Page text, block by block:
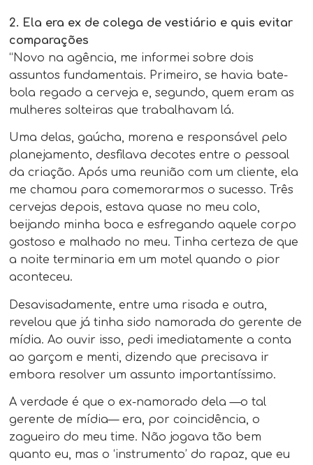
2. Ela era ex de colega de vestiário e quis evitar
comparações
“Novo na agência, me informei sobre dois
assuntos fundamentais. Primeiro, se havia bate-
bola regado a cerveja e, segundo, quem eram as
mulheres solteiras que trabalhavam lá.
Uma delas, gaúcha, morena e responsável pelo
planejamento, desfilava decotes entre o pessoal
da criação. Após uma reunião com um cliente, ela
me chamou para comemorarmos o sucesso. Três
cervejas depois, estava quase no meu colo,
beijando minha boca e esfregando aquele corpo
gostoso e malhado no meu. Tinha certeza de que
a noite terminaria em um motel quando o pior
aconteceu.
Desavisadamente, entre uma risada e outra,
revelou que já tinha sido namorada do gerente de
mídia. Ao ouvir isso, pedi imediatamente a conta
ao garçom e menti, dizendo que precisava ir
embora resolver um assunto importantíssimo.
A verdade é que o ex-namorado dela —o tal
gerente de mídia— era, por coincidência, o
zagueiro do meu time. Não jogava tão bem
quanto eu, mas o ‘instrumento’ do rapaz, que eu